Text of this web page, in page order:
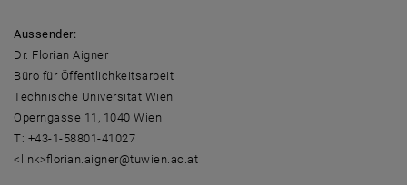
Aussender:
Dr. Florian Aigner
Büro für Öffentlichkeitsarbeit
Technische Universität Wien
Operngasse 11, 1040 Wien
T: +43-1-58801-41027
<link>florian.aigner@tuwien.ac.at